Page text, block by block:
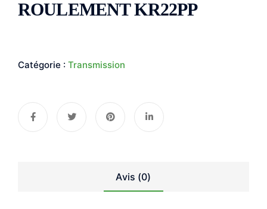
ROULEMENT KR22PP
Catégorie : Transmission
Avis (0)